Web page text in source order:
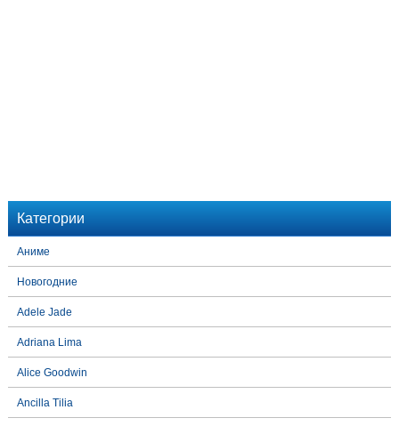
Категории
Аниме
Новогодние
Adele Jade
Adriana Lima
Alice Goodwin
Ancilla Tilia